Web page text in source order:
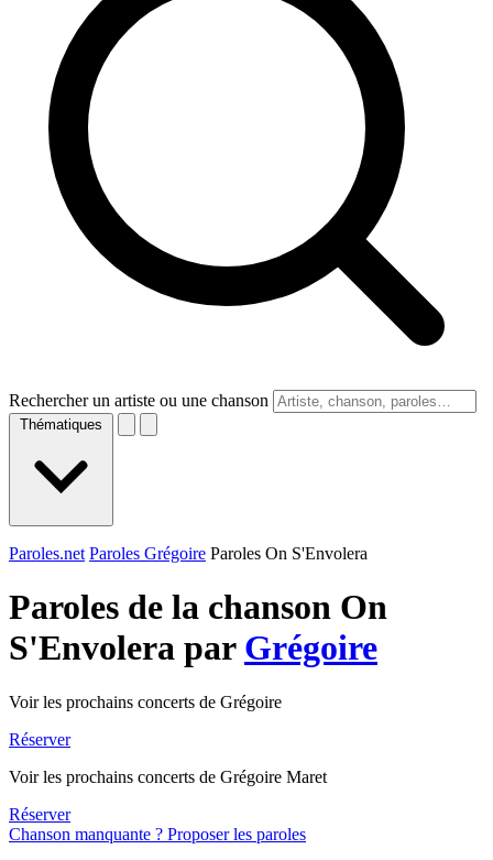
Rechercher un artiste ou une chanson
Thématiques
Paroles.net Paroles Grégoire Paroles On S'Envolera
Paroles de la chanson On
S'Envolera par Grégoire
Voir les prochains concerts de Grégoire
Réserver
Voir les prochains concerts de Grégoire Maret
Réserver
Chanson manquante ? Proposer les paroles